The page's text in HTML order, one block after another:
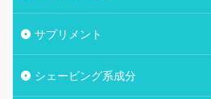
サプリメント
シェービング系成分